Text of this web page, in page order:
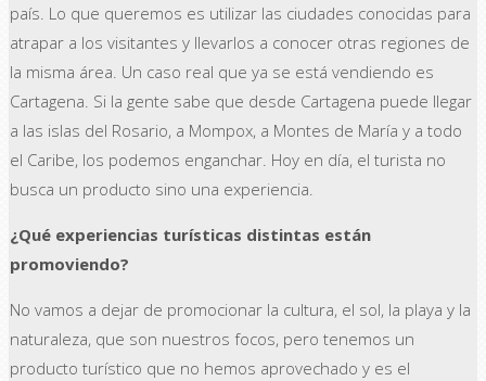
país. Lo que queremos es utilizar las ciudades conocidas para
atrapar a los visitantes y llevarlos a conocer otras regiones de
la misma área. Un caso real que ya se está vendiendo es
Cartagena. Si la gente sabe que desde Cartagena puede llegar
a las islas del Rosario, a Mompox, a Montes de María y a todo
el Caribe, los podemos enganchar. Hoy en día, el turista no
busca un producto sino una experiencia.
¿Qué experiencias turísticas distintas están
promoviendo?
No vamos a dejar de promocionar la cultura, el sol, la playa y la
naturaleza, que son nuestros focos, pero tenemos un
producto turístico que no hemos aprovechado y es el